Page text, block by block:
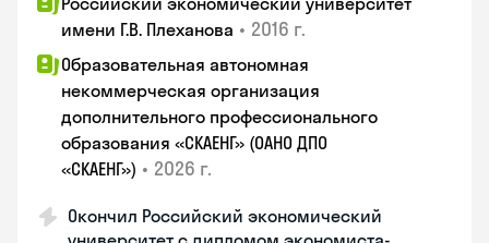
имени Г.В. Плеханова • 2016 г.
Образовательная автономная
некоммерческая организация
дополнительного профессионального
образования «СКАЕНГ» (ОАНО ДПО
«СКАЕНГ») • 2026 г.
Окончил Российский экономический